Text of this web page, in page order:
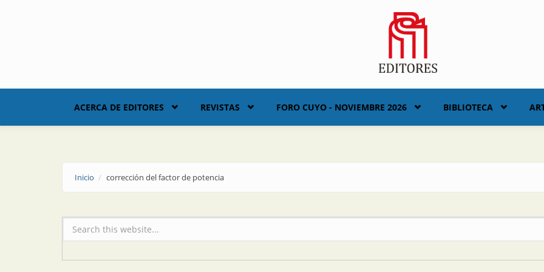
ACERCA DE EDITORES REVISTAS FORO CUYO - NOVIEMBRE 2026 BIBLIOTECA
Inicio corrección del factor de potencia
Formulario de búsqueda